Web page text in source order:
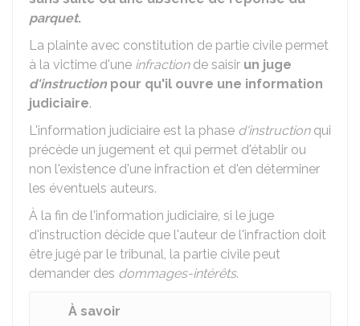
parquet.
La plainte avec constitution de partie civile permet
à la victime d'une infractionde saisir un juge
d'instructionpour qu'il ouvre une information
judiciaire.
L'information judiciaire est la phase d'instructionqui
précède un jugement et qui permet d'établir ou
non l'existence d'une infraction et d'en déterminer
les éventuels auteurs.
À la fin de l'information judiciaire, si le juge
d'instruction décide que l'auteur de l'infraction doit
être jugé par le tribunal, la partie civile peut
demander des dommages-intérêts.
À savoir